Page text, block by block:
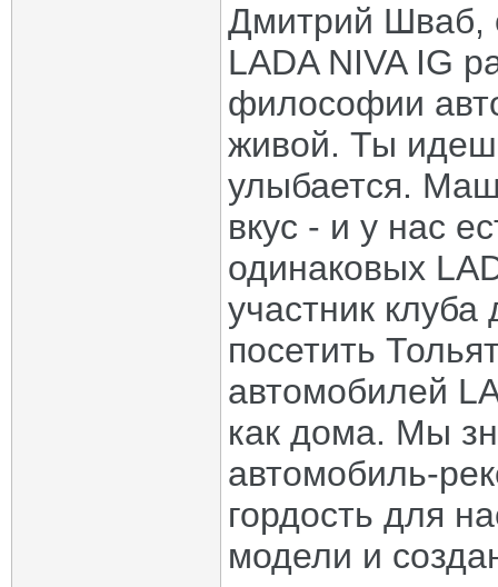
Дмитрий Шваб,
LADA NIVA IG
философии
живой. Ты
улыбается.
вкус - и у нас
одинаковых
участник
посетить
автомобилей
как дома. Мы
автомобиль-
гордость для
модели и